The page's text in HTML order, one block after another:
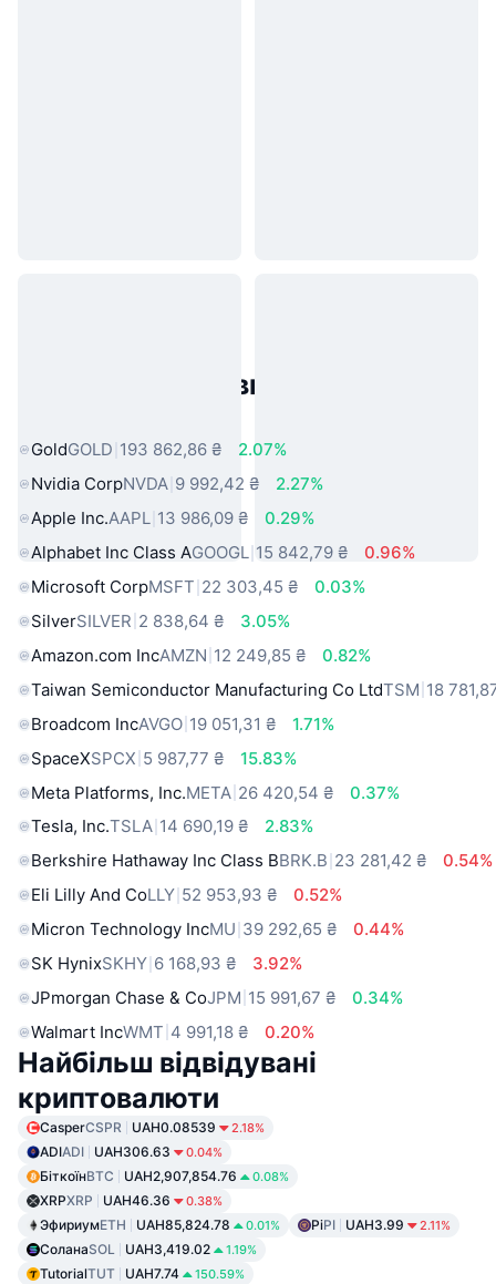
Популярні активи реального
GoldGOLD 193 862,86 ₴
2.07%
Nvidia CorpNVDA 9 992,42 ₴
2.27%
Apple Inc.AAPL 13 986,09 ₴
0.29%
Alphabet Inc Class AGOOGL 15 842,79 ₴
0.96%
Microsoft CorpMSFT 22 303,45 ₴
0.03%
SilverSILVER 2 838,64 ₴
3.05%
Amazon.com IncAMZN 12 249,85 ₴
0.82%
Taiwan Semiconductor Manufacturing Co LtdTSM 18
Broadcom IncAVGO 19 051,31 ₴
1.71%
SpaceXSPCX 5 987,77 ₴
15.83%
Meta Platforms, Inc.META 26 420,54 ₴
0.37%
Tesla, Inc.TSLA 14 690,19 ₴
2.83%
Berkshire Hathaway Inc Class BBRK.B 23 281,42 ₴
0.54%
Eli Lilly And CoLLY 52 953,93 ₴
0.52%
Micron Technology IncMU 39 292,65 ₴
0.44%
SK HynixSKHY 6 168,93 ₴
3.92%
JPmorgan Chase & CoJPM 15 991,67 ₴
0.34%
Walmart IncWMT 4 991,18 ₴ 0.20%
Найбільш відвідувані
криптовалюти
CasperCSPR UAH0.08539 2.18%
ADIADI UAH306.63 0.04%
БіткоїнBTC UAH2,907,854.76 0.08%
XRPXRP UAH46.36 0.38%
ЭфириумETH UAH85,824.78 0.01% PiPI UAH3.99 2.11%
СоланаSOL UAH3,419.02 1.19%
TutorialTUT UAH7.74 150.59%